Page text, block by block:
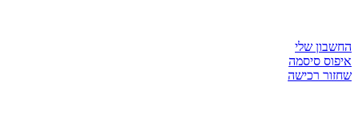
החשבון שלי
איפוס סיסמה
שחזור רכישה